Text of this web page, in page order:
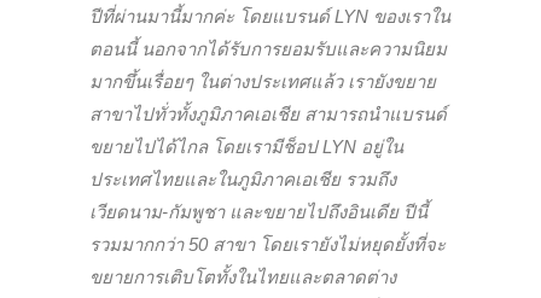
ปีที่ผ่านมานี้มากค่ะ โดยแบรนด์ LYN ของเราใน
ตอนนี้ นอกจากได้รับการยอมรับและความนิยม
มากขึ้นเรื่อยๆ ในต่างประเทศแล้ว เรายังขยาย
สาขาไปทั่วทั้งภูมิภาคเอเชีย สามารถนำแบรนด์
ขยายไปได้ไกล โดยเรามีช็อป LYN อยู่ใน
ประเทศไทยและในภูมิภาคเอเชีย รวมถึง
เวียดนาม-กัมพูชา และขยายไปถึงอินเดีย ปีนี้
รวมมากกว่า 50 สาขา โดยเรายังไม่หยุดยั้งที่จะ
ขยายการเติบโตทั้งในไทยและตลาดต่าง